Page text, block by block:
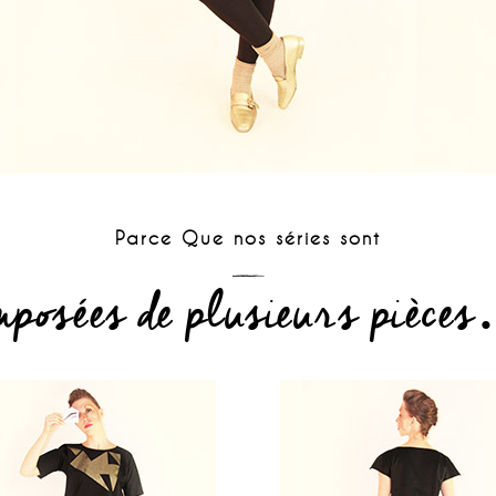
Parce Que nos séries sont
de plusieurs